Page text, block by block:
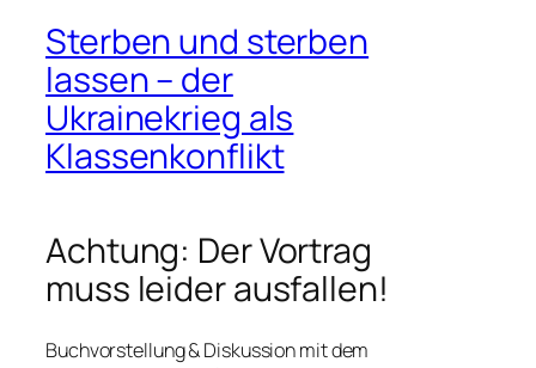
Sterben und sterben
lassen – der
Ukrainekrieg als
Klassenkonflikt
Achtung: Der Vortrag
muss leider ausfallen!
Buchvorstellung & Diskussion mit dem